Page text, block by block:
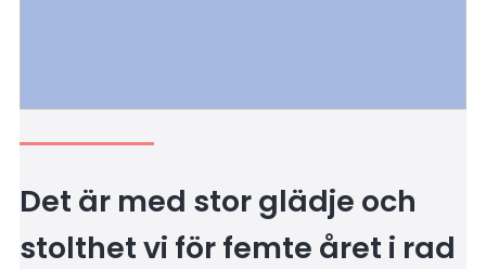
Det är med stor glädje och
stolthet vi för femte året i rad